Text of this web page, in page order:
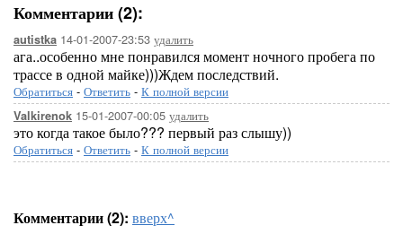
Комментарии (2):
autistka 14-01-2007-23:53 удалить
ага..особенно мне понравился момент ночного пробега по
трассе в одной майке)))Ждем последствий.
Обратиться - Ответить - К полной версии
Valkirenok 15-01-2007-00:05 удалить
это когда такое было??? первый раз слышу))
Обратиться - Ответить - К полной версии
Комментарии (2): вверх^